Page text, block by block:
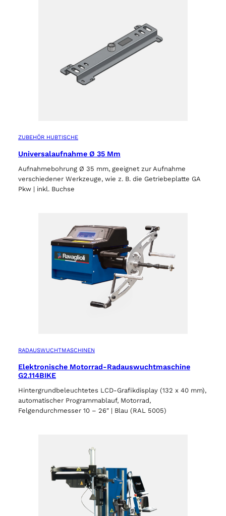
ZUBEHÖR HUBTISCHE
Universalaufnahme Ø 35 Mm
Aufnahmebohrung Ø 35 mm, geeignet zur Aufnahme
verschiedener Werkzeuge, wie z. B. die Getriebeplatte GA
Pkw | inkl. Buchse
RADAUSWUCHTMASCHINEN
Elektronische Motorrad-Radauswuchtmaschine
G2.114BIKE
Hintergrundbeleuchtetes LCD-Grafikdisplay (132 x 40 mm),
automatischer Programmablauf, Motorrad,
Felgendurchmesser 10 – 26″ | Blau (RAL 5005)